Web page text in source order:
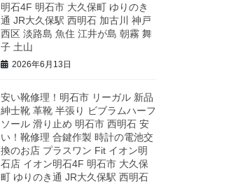
明石4F 明石市 大久保町 ゆりのき
通 JR大久保駅 西明石 加古川 神戸
西区 淡路島 魚住 江井が島 朝霧 舞
子 土山
2026年6月13日
安い靴修理！明石市 リーガル 新品
紳士靴 革靴 半張り ビブラムハーフ
ソール 滑り止め 明石市 西明石 安
い！靴修理 合鍵作製 時計の電池交
換のお店 プラスワン Fit イオン明
石店 イオン明石4F 明石市 大久保
町 ゆりのき通 JR大久保駅 西明石